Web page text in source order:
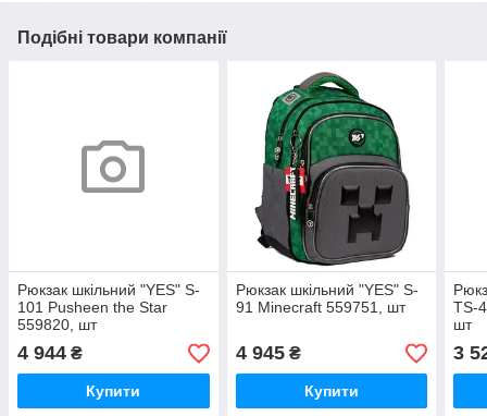
Подібні товари компанії
Рюкзак шкільний "YES" S-
101 Pusheen the Star
559820, шт
4 944 ₴
Купити
Рюкзак шкільний "YES" S-
91 Minecraft 559751, шт
4 945₴
Купити
TS-
шт
3